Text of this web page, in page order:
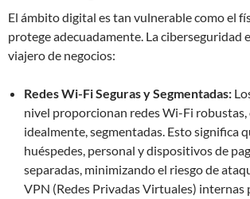
El ámbito digital es tan vulnerable como el
protege adecuadamente. La ciberseguridad
viajero de negocios:
Redes Wi-Fi Seguras y Segmentadas:
nivel proporcionan redes Wi-Fi robustas,
idealmente, segmentadas. Esto significa
huéspedes, personal y dispositivos de
separadas, minimizando el riesgo de
VPN (Redes Privadas Virtuales) internas